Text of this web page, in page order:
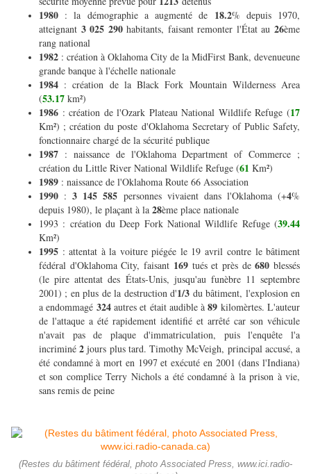
1980 : la démographie a augmenté de 18.2% depuis 1970,
atteignant 3 025 290habitants, faisant remonter l'État au26ème
rang national
1982 : création à Oklahoma City de la MidFirst Bank, devenueune
grande banque à l'échelle nationale
1984 : création de la Black Fork Mountain Wilderness Area
(53.17 km²)
1986 : création de l'Ozark Plateau National Wildlife Refuge (17
Km²) ; création du poste d'Oklahoma Secretary of Public Safety,
fonctionnaire chargé de la sécurité publique
1987 : naissance de l'Oklahoma Department of Commerce ;
création du Little River National Wildlife Refuge (61 Km²)
1989 : naissance de l'Oklahoma Route 66 Association
1990 :3 145 585 personnes vivaient dans l'Oklahoma (+4%
depuis 1980), le plaçant à la 28ème place nationale
1993 : création du Deep Fork National Wildlife Refuge (39.44
Km²)
1995 : attentat à la voiture piégée le 19 avril contre le bâtiment
fédéral d'Oklahoma City, faisant 169 tués et près de680blessés
(le pire attentat des États-Unis, jusqu'au funèbre 11 septembre
2001) ; en plus de la destruction d'1/3 du bâtiment, l'explosion en
a endommagé 324 autres et était audible à89 kilomèrtes. L'auteur
de l'attaque a été rapidement identifié et arrêté car son véhicule
n'avait pas de plaque d'immatriculation, puis l'enquête l'a
incriminé2 jours plus tard. Timothy McVeigh, principal accusé, a
été condamné à mort en 1997 et exécuté en 2001 (dans l'Indiana)
et son complice Terry Nichols a été condamné à la prison à vie,
sans remis de peine
(Restes du bâtiment fédéral, photo Associated Press, www.ici.radio-